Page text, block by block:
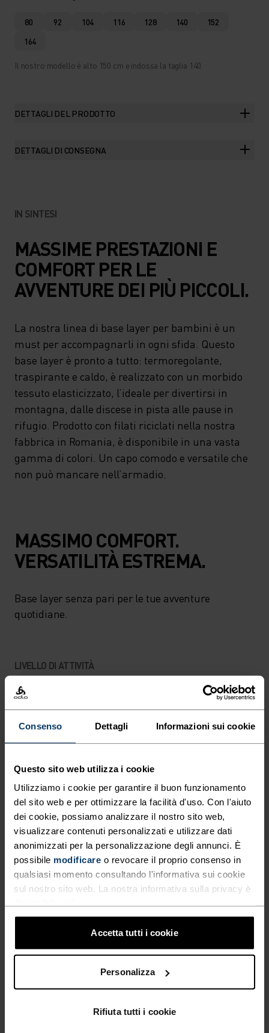
Consenso Dettagli Informazioni sui cookie
Questo sito web utilizza i cookie
Utilizziamo i cookie per garantire il buon funzionamento
del sito web e per ottimizzare la facilità d'uso. Con l'aiuto
dei cookie, possiamo analizzare il nostro sito web,
visualizzare contenuti personalizzati e utilizzare dati
anonimizzati per la personalizzazione degli annunci. È
possibile modificare o revocare il proprio consenso in
qualsiasi momento consultando l'informativa sui cookie
sul nostro sito web. La nostra informativa sulla privacy è
Accetta tutti i cookie
Personalizza
Rifiuta tutti i cookie
80 92 104 116 128 140
152
164
Il nostro modello è alto 150 cm e indossa la taglia 140.
DETTAGLI DEL PRODOTTO
DETTAGLI DI CONSEGNA
IN SINTESI
MASSIME PRESTAZIONI E
COMFORT PER LE
AVVENTURE DEI PIÙ PICCOLI.
La nostra linea di base layer per bambini è un
must per accompagnarli in ogni sfida. Questo
base layer è pronto a tutto: termoregolante,
traspirante e caldo, è realizzato con un morbido
tessuto elasticizzato, l’ideale per divertirsi in
montagna, dalle discese in pista alle pause in
rifugio. Prodotto con filati riciclati nella nostra
fabbrica in Romania, è disponibile in una vasta
gamma di colori. Un capo comodo e versatile che
non può mancare nell’armadio.
MASSIMO COMFORT.
VERSATILITÀ ESTREMA.
Base layer senza pari per le tue avventure
quotidiane.
LIVELLO DI ATTIVITÀ
BASSO ALTO
TIPO DI ATTIVITÀ
Trekking - Sci e snow
CARATTERISTICHE DEL TESSUTO
SINTETICO
MERINO
Sintetico - sensazione seconda pelle - elastico,
eccezionalmente leggero, eccellente trasporto
dell'umidità, aiuta a regolare la temperatura corporea,
asciuga più velocemente delle fibre naturali e ha una
maggiore durabilità.
Abbigliamento sportivo altamente funzionale e